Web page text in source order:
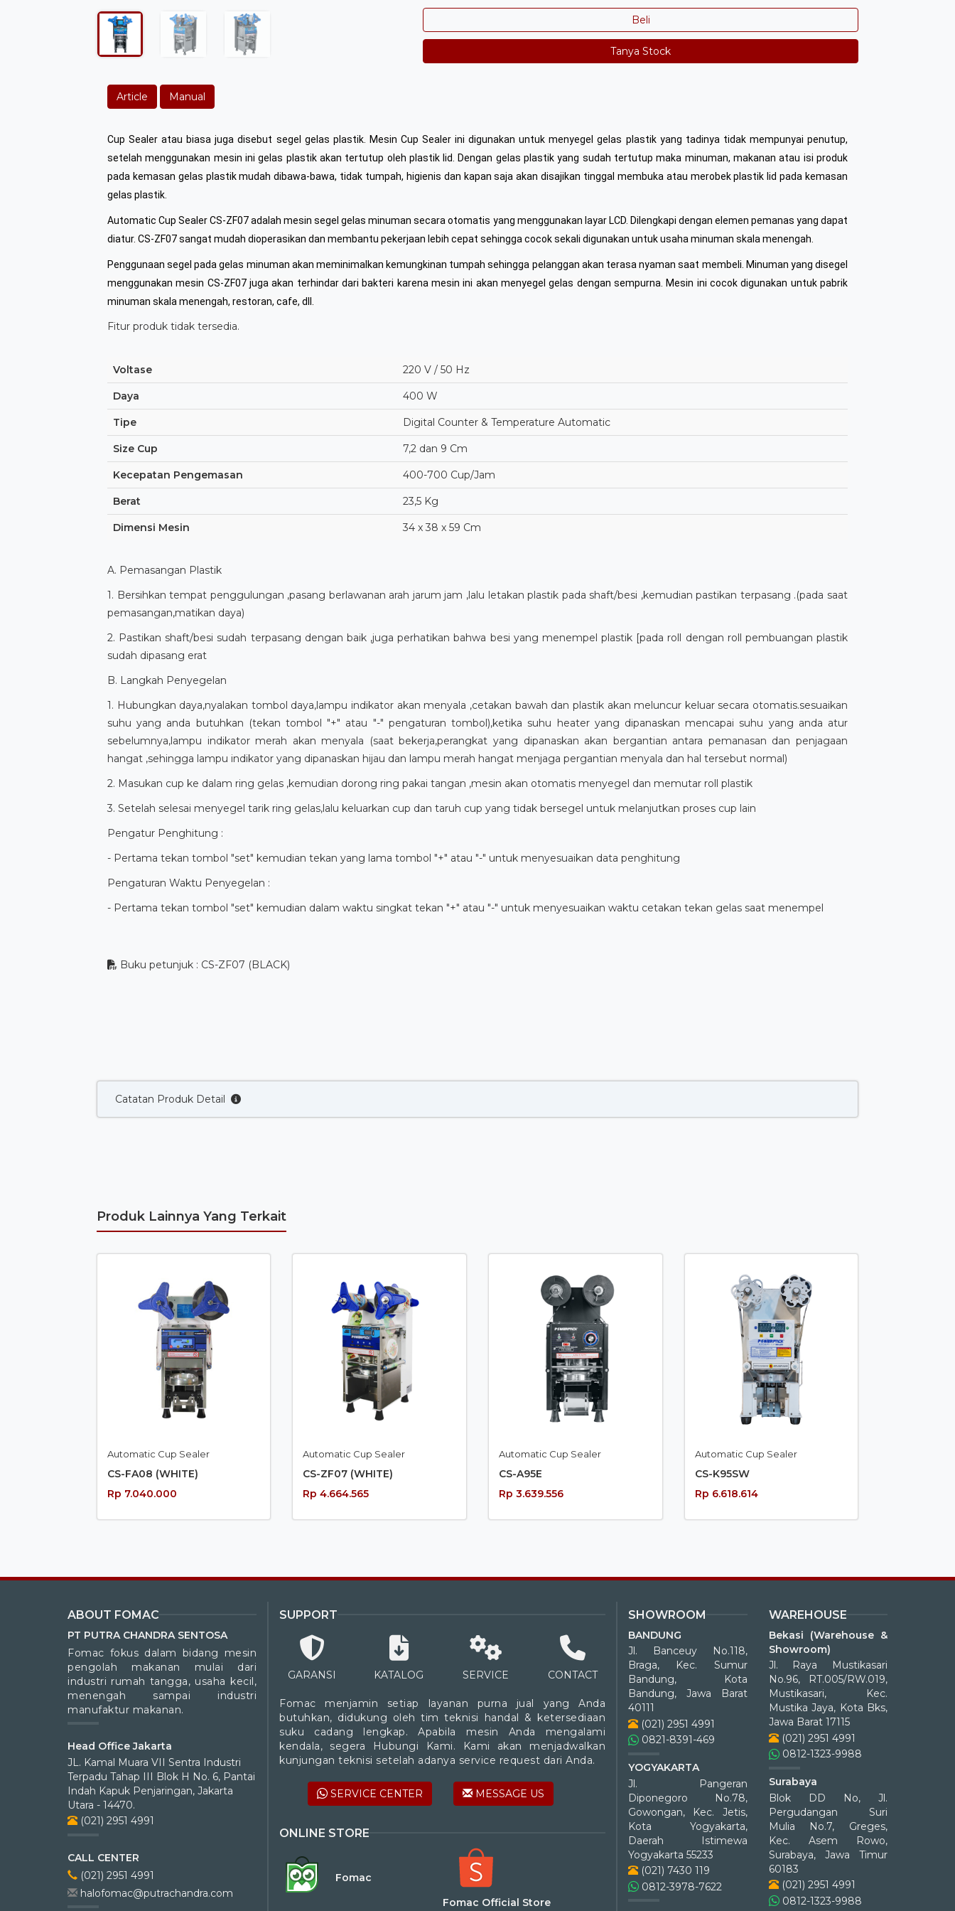
Beli
Tanya Stock
Article Manual
Cup Sealer atau biasa juga disebut segel gelas plastik. Mesin Cup Sealer ini digunakan untuk menyegel gelas plastik yang tadinya tidak mempunyai penutup,
setelah menggunakan mesin ini gelas plastik akan tertutup oleh plastik lid. Dengan gelas plastik yang sudah tertutup maka minuman, makanan atau isi produk
pada kemasan gelas plastik mudah dibawa-bawa, tidak tumpah, higienis dan kapan saja akan disajikan tinggal membuka atau merobek plastik lid pada kemasan
gelas plastik.
Automatic Cup Sealer CS-ZF07 adalah mesin segel gelas minuman secara otomatis yang menggunakan layar LCD. Dilengkapi dengan elemen pemanas yang dapat
diatur. CS-ZF07 sangat mudah dioperasikan dan membantu pekerjaan lebih cepat sehingga cocok sekali digunakan untuk usaha minuman skala menengah.
Penggunaan segel pada gelas minuman akan meminimalkan kemungkinan tumpah sehingga pelanggan akan terasa nyaman saat membeli. Minuman yang disegel
menggunakan mesin CS-ZF07 juga akan terhindar dari bakteri karena mesin ini akan menyegel gelas dengan sempurna. Mesin ini cocok digunakan untuk pabrik
minuman skala menengah, restoran, cafe, dll.
Fitur produk tidak tersedia.
Voltase 220 V / 50 Hz
Daya 400 W
Tipe Digital Counter & Temperature Automatic
Size Cup 7,2 dan 9 Cm
Kecepatan Pengemasan 400-700 Cup/Jam
Berat 23,5 Kg
Dimensi Mesin 34 x 38 x 59 Cm
A. Pemasangan Plastik
1. Bersihkan tempat penggulungan ,pasang berlawanan arah jarum jam ,lalu letakan plastik pada shaft/besi ,kemudian pastikan terpasang .(pada saat
pemasangan,matikan daya)
2. Pastikan shaft/besi sudah terpasang dengan baik ,juga perhatikan bahwa besi yang menempel plastik [pada roll dengan roll pembuangan plastik
sudah dipasang erat
B. Langkah Penyegelan
1. Hubungkan daya,nyalakan tombol daya,lampu indikator akan menyala ,cetakan bawah dan plastik akan meluncur keluar secara otomatis.sesuaikan
suhu yang anda butuhkan (tekan tombol "+" atau "-" pengaturan tombol),ketika suhu heater yang dipanaskan mencapai suhu yang anda atur
sebelumnya,lampu indikator merah akan menyala (saat bekerja,perangkat yang dipanaskan akan bergantian antara pemanasan dan penjagaan
hangat ,sehingga lampu indikator yang dipanaskan hijau dan lampu merah hangat menjaga pergantian menyala dan hal tersebut normal)
2. Masukan cup ke dalam ring gelas ,kemudian dorong ring pakai tangan ,mesin akan otomatis menyegel dan memutar roll plastik
3. Setelah selesai menyegel tarik ring gelas,lalu keluarkan cup dan taruh cup yang tidak bersegel untuk melanjutkan proses cup lain
Pengatur Penghitung :
- Pertama tekan tombol "set" kemudian tekan yang lama tombol "+" atau "-" untuk menyesuaikan data penghitung
Pengaturan Waktu Penyegelan :
- Pertama tekan tombol "set" kemudian dalam waktu singkat tekan "+" atau "-" untuk menyesuaikan waktu cetakan tekan gelas saat menempel
Buku petunjuk : CS-ZF07 (BLACK)
Catatan Produk Detail
Produk Lainnya Yang Terkait
Automatic Cup Sealer
CS-FA08 (WHITE)
Rp 7.040.000
Automatic Cup Sealer
CS-ZF07 (WHITE)
Rp 4.664.565
Automatic Cup Sealer
CS-A95E
Rp 3.639.556
Automatic Cup Sealer
CS-K95SW
Rp 6.618.614
ABOUT FOMAC
PT PUTRA CHANDRA SENTOSA
Fomac fokus dalam bidang mesin
pengolah makanan mulai dari
industri rumah tangga, usaha kecil,
menengah sampai industri
manufaktur makanan.
Head Office Jakarta
JL. Kamal Muara VII Sentra Industri
Terpadu Tahap III Blok H No. 6, Pantai
Indah Kapuk Penjaringan, Jakarta
Utara - 14470.
(021) 2951 4991
CALL CENTER
(021) 2951 4991
halofomac@putrachandra.com
SUPPORT
GARANSI KATALOG SERVICE CONTACT
Fomac menjamin setiap layanan purna jual yang Anda
butuhkan, didukung oleh tim teknisi handal & ketersediaan
suku cadang lengkap. Apabila mesin Anda mengalami
kendala, segera Hubungi Kami. Kami akan menjadwalkan
kunjungan teknisi setelah adanya service request dari Anda.
SERVICE CENTER MESSAGE US
ONLINE STORE
Fomac
Fomac Official Store
SHOWROOM
BANDUNG
Jl. Banceuy No.118,
Braga, Kec. Sumur
Bandung, Kota
Bandung, Jawa Barat
40111
(021) 2951 4991
0821-8391-469
YOGYAKARTA
Jl. Pangeran
Diponegoro No.78,
Gowongan, Kec. Jetis,
Kota Yogyakarta,
Daerah Istimewa
Yogyakarta 55233
(021) 7430 119
0812-3978-7622
WAREHOUSE
Bekasi (Warehouse &
Showroom)
Jl. Raya Mustikasari
No.96, RT.005/RW.019,
Mustikasari, Kec.
Mustika Jaya, Kota Bks,
Jawa Barat 17115
(021) 2951 4991
0812-1323-9988
Surabaya
Blok DD No, Jl.
Pergudangan Suri
Mulia No.7, Greges,
Kec. Asem Rowo,
Surabaya, Jawa Timur
60183
(021) 2951 4991
0812-1323-9988